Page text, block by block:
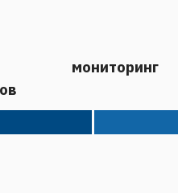
мониторинг